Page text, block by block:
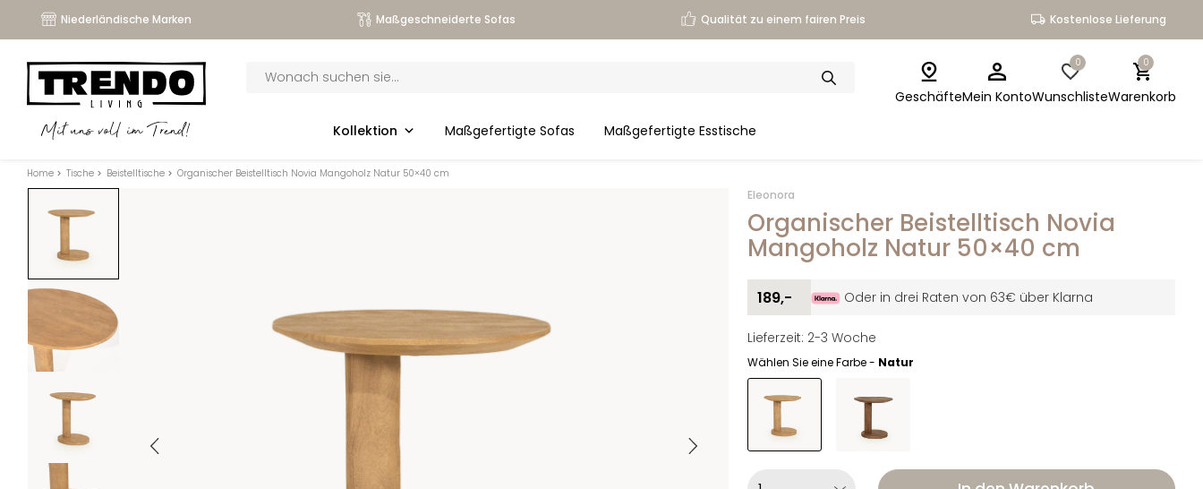
Niederländische Marken Maßgeschneiderte Sofas Qualität zu einem fairen Preis Kostenlose Lieferung
Mit uns voll im Trend!
search
Kollektion Maßgefertigte Sofas Maßgefertigte Esstische
GeschäfteMein Konto
0
Wunschliste
0
Warenkorb
Home > Tische > Beistelltische > Organischer Beistelltisch Novia Mangoholz Natur 50×40 cm
Eleonora
Organischer Beistelltisch Novia
Mangoholz Natur 50×40 cm
189,- Oder in drei Raten von 63€ über Klarna
Lieferzeit: 2-3 Woche
Wählen Sie eine Farbe - Natur